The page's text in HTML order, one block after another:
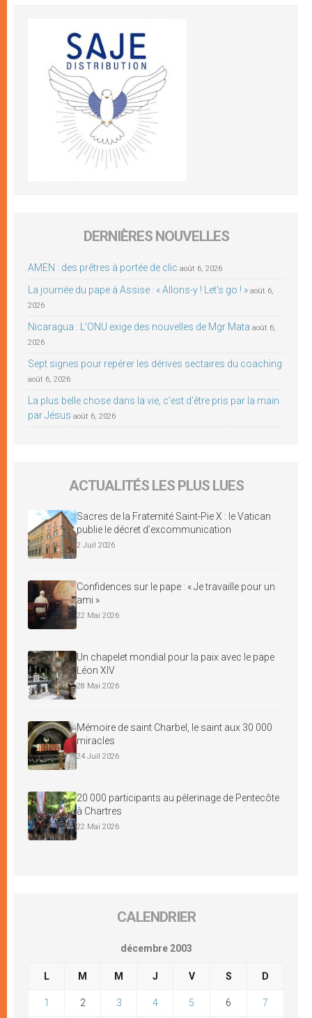
DERNIÈRES NOUVELLES
AMEN : des prêtres à portée de clic août 6, 2026
La journée du pape à Assise : « Allons-y ! Let’s go ! » août 6,
2026
Nicaragua : L’ONU exige des nouvelles de Mgr Mata août 6,
2026
Sept signes pour repérer les dérives sectaires du coaching
août 6, 2026
La plus belle chose dans la vie, c’est d’être pris par la main
par Jésus août 6, 2026
ACTUALITÉS LES PLUS LUES
Sacres de la Fraternité Saint-Pie X : le Vatican
publie le décret d’excommunication
2 Juil 2026
Confidences sur le pape : « Je travaille pour un
ami »
22 Mai 2026
Un chapelet mondial pour la paix avec le pape
Léon XIV
28 Mai 2026
Mémoire de saint Charbel, le saint aux 30 000
miracles
24 Juil 2026
20 000 participants au pèlerinage de Pentecôte
à Chartres
22 Mai 2026
CALENDRIER
décembre 2003
L M M J V S D
1 2 3 4 5 6 7